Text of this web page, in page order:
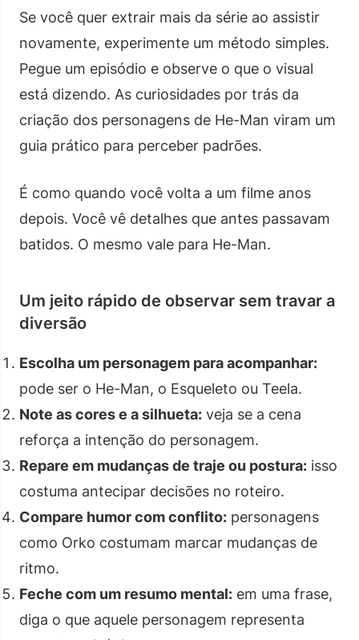
Se você quer extrair mais da série ao assistir
novamente, experimente um método simples.
Pegue um episódio e observe o que o visual
está dizendo. As curiosidades por trás da
criação dos personagens de He-Man viram um
guia prático para perceber padrões.
É como quando você volta a um filme anos
depois. Você vê detalhes que antes passavam
batidos. O mesmo vale para He-Man.
Um jeito rápido de observar sem travar a
diversão
Escolha um personagem para acompanhar:
pode ser o He-Man, o Esqueleto ou Teela.
Note as cores e a silhueta: veja se a cena
reforça a intenção do personagem.
Repare em mudanças de traje ou postura: isso
costuma antecipar decisões no roteiro.
Compare humor com conflito: personagens
como Orko costumam marcar mudanças de
ritmo.
Feche com um resumo mental: em uma frase,
diga o que aquele personagem representa